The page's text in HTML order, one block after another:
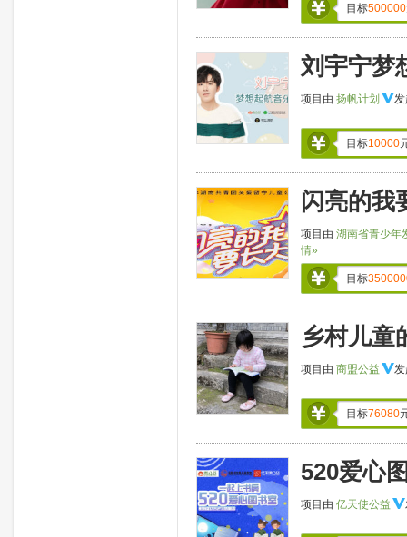
目标500000
刘宇宁梦
项目由 扬帆计划
目标10000
闪亮的我
项目由 湖南省青少年
情»
目标
乡村儿童
项目由 商盟公益
目标76080
520爱心
项目由 亿天使公益